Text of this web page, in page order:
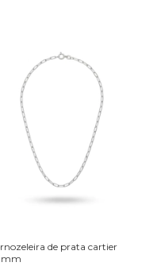
de prata cartier